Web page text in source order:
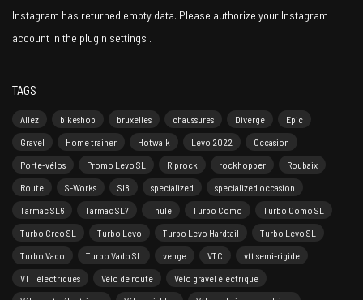
Instagram has returned empty data. Please authorize your Instagram
account in the plugin settings .
TAGS
Allez bikeshop bruxelles chaussures Diverge
Epic
Gravel
Home trainer Hotwalk Levo 2022
Occasion
Porte-vélos
Promo Levo SL Riprock rockhopper
Roubaix
Route
S-Works Sl8 specialized
specialized occasion
Tarmac SL6
Tarmac SL7 Thule Turbo Como
Turbo Como SL
Turbo Creo SL
Turbo Levo Turbo Levo Hardtail
Turbo Levo SL
Turbo Vado
Turbo Vado SL venge VTC
vtt semi-rigide
VTT électriques
Vélo de route
Vélo gravel électrique